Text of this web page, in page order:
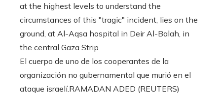
El cuerpo de uno de los cooperantes de la
organización no gubernamental que murió en el
ataque israelí.RAMADAN ADED (REUTERS)